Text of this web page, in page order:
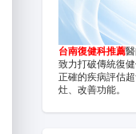
台南復健科推薦
致力打破傳統復
正確的疾病評估
灶、改善功能。